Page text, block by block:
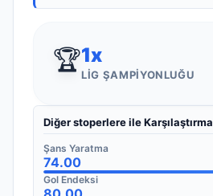
🏆1x
LIG ŞAMPIYONLUĞU
Diğer stoperlere ile Karşılaştırma
Şans Yaratma
74.00
Gol Endeksi